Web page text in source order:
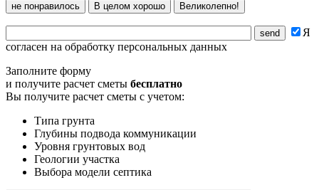
не понравилось В целом хорошо Великолепно!
Я
согласен на обработку персональных данных
Заполните форму
и получите расчет сметы бесплатно
Вы получите расчет сметы с учетом:
Типа грунта
Глубины подвода коммуникации
Уровня грунтовых вод
Геологии участка
Выбора модели септика